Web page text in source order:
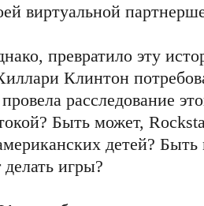
виртуальной
превратило эту
Клинтон
расследование
Быть может,
детей? Быть
игры?